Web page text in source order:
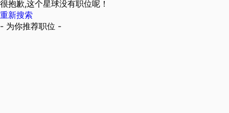
很抱歉,这个星球没有职位呢！
重新搜索
- 为你推荐职位 -